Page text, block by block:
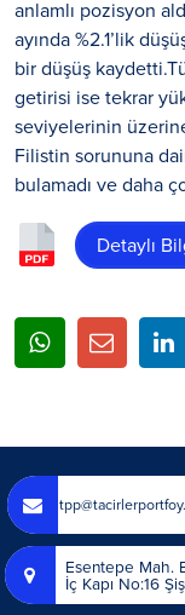
anlamlı pozisyon
ayında %2.1’lik
bir düşüş
getirisi ise tekrar
seviyelerinin
Filistin sorununa dair
bulamadı ve daha
Detaylı
Esentepe Mah.
İç Kapı No:16